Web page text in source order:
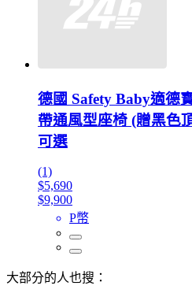
德國 Safety Baby適德
帶通風型座椅 (贈黑色
可選
(1)
$5,690
$9,900
P幣
大部分的人也搜：